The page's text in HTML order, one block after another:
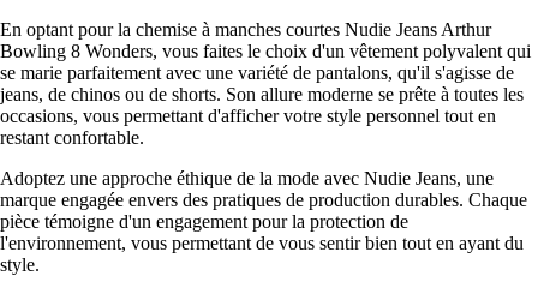
En optant pour la chemise à manches courtes Nudie Jeans Arthur
Bowling 8 Wonders, vous faites le choix d'un vêtement polyvalent qui
se marie parfaitement avec une variété de pantalons, qu'il s'agisse de
jeans, de chinos ou de shorts. Son allure moderne se prête à toutes les
occasions, vous permettant d'afficher votre style personnel tout en
restant confortable.
Adoptez une approche éthique de la mode avec Nudie Jeans, une
marque engagée envers des pratiques de production durables. Chaque
pièce témoigne d'un engagement pour la protection de
l'environnement, vous permettant de vous sentir bien tout en ayant du
style.